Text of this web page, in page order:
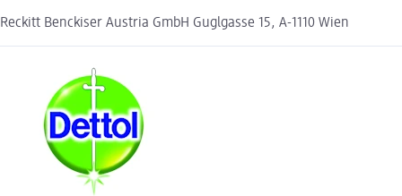
Reckitt Benckiser Austria GmbH Guglgasse 15, A-1110 Wien